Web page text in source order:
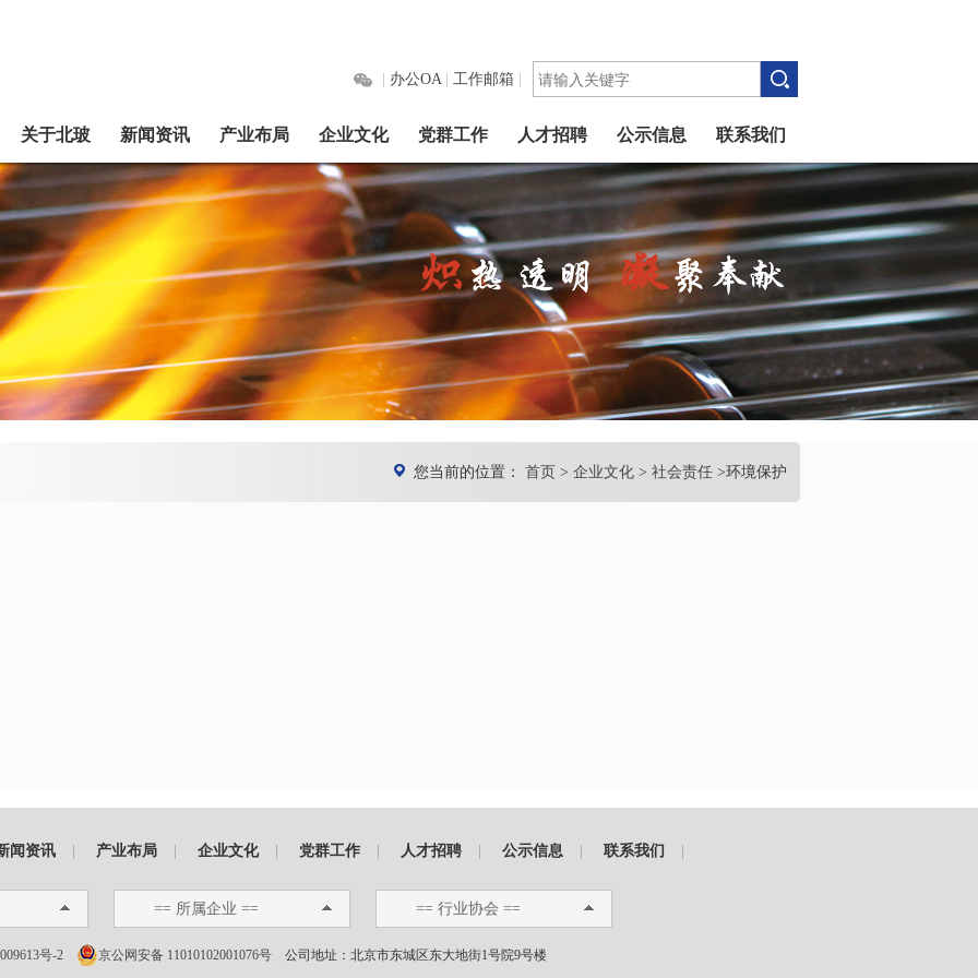
办公OA| 工作邮箱
关于北玻 新闻资讯 产业布局 企业文化 党群工作 人才招聘 公示信息 联系我们
您当前的位置： 首页 > 企业文化 > 社会责任 >环境保护
闻资讯 产业布局 企业文化 党群工作 人才招聘 公示信息 联系我们
== 所属企业 == == 行业协会 ==
号-2 京公网安备 11010102001076号 公司地址：北京市东城区东大地街1号院9号楼